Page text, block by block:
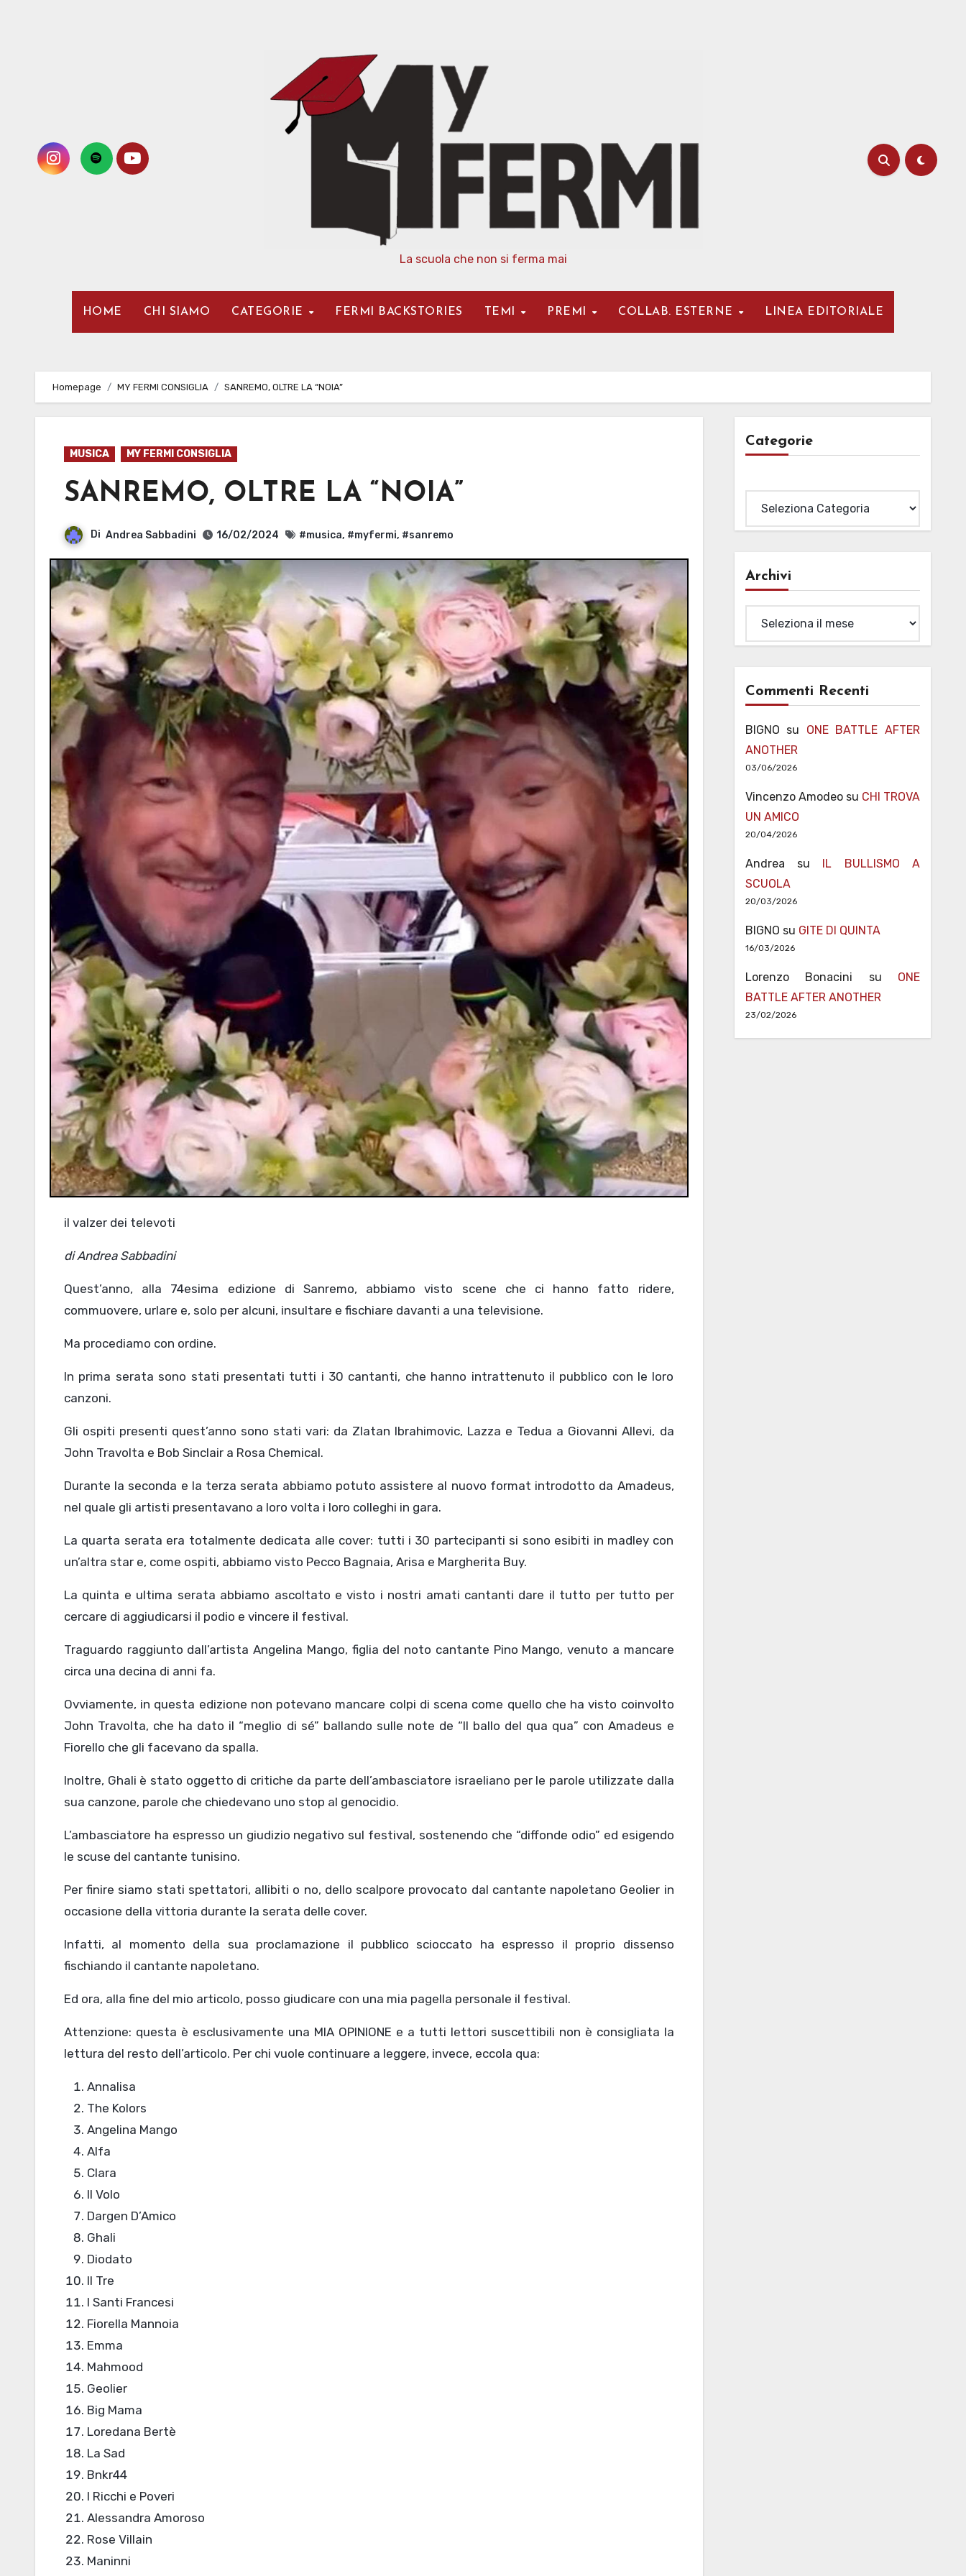
La scuola che non si ferma mai
HOME CHI SIAMO CATEGORIE FERMI BACKSTORIES TEMI PREMI COLLAB. ESTERNE LINEA EDITORIALE
Homepage MY FERMI CONSIGLIA SANREMO, OLTRE LA “NOIA”
MUSICA MY FERMI CONSIGLIA
SANREMO, OLTRE LA “NOIA”
Di Andrea Sabbadini 16/02/2024 #musica, #myfermi, #sanremo
il valzer dei televoti
di Andrea Sabbadini
Quest’anno, alla 74esima edizione di Sanremo, abbiamo visto scene che ci hanno fatto ridere,
commuovere, urlare e, solo per alcuni, insultare e fischiare davanti a una televisione.
Ma procediamo con ordine.
In prima serata sono stati presentati tutti i 30 cantanti, che hanno intrattenuto il pubblico con le loro
canzoni.
Gli ospiti presenti quest’anno sono stati vari: da Zlatan Ibrahimovic, Lazza e Tedua a Giovanni Allevi, da
John Travolta e Bob Sinclair a Rosa Chemical.
Durante la seconda e la terza serata abbiamo potuto assistere al nuovo format introdotto da Amadeus,
nel quale gli artisti presentavano a loro volta i loro colleghi in gara.
La quarta serata era totalmente dedicata alle cover: tutti i 30 partecipanti si sono esibiti in madley con
un’altra star e, come ospiti, abbiamo visto Pecco Bagnaia, Arisa e Margherita Buy.
La quinta e ultima serata abbiamo ascoltato e visto i nostri amati cantanti dare il tutto per tutto per
cercare di aggiudicarsi il podio e vincere il festival.
Traguardo raggiunto dall’artista Angelina Mango, figlia del noto cantante Pino Mango, venuto a mancare
circa una decina di anni fa.
Ovviamente, in questa edizione non potevano mancare colpi di scena come quello che ha visto coinvolto
John Travolta, che ha dato il “meglio di sé” ballando sulle note de “Il ballo del qua qua” con Amadeus e
Fiorello che gli facevano da spalla.
Inoltre, Ghali è stato oggetto di critiche da parte dell’ambasciatore israeliano per le parole utilizzate dalla
sua canzone, parole che chiedevano uno stop al genocidio.
L’ambasciatore ha espresso un giudizio negativo sul festival, sostenendo che “diffonde odio” ed esigendo
le scuse del cantante tunisino.
Per finire siamo stati spettatori, allibiti o no, dello scalpore provocato dal cantante napoletano Geolier in
occasione della vittoria durante la serata delle cover.
Infatti, al momento della sua proclamazione il pubblico scioccato ha espresso il proprio dissenso
fischiando il cantante napoletano.
Ed ora, alla fine del mio articolo, posso giudicare con una mia pagella personale il festival.
Attenzione: questa è esclusivamente una MIA OPINIONE e a tutti lettori suscettibili non è consigliata la
lettura del resto dell’articolo. Per chi vuole continuare a leggere, invece, eccola qua:
Annalisa
The Kolors
Angelina Mango
Alfa
Clara
Il Volo
Dargen D’Amico
Ghali
Diodato
Il Tre
I Santi Francesi
Fiorella Mannoia
Emma
Mahmood
Geolier
Big Mama
Loredana Bertè
La Sad
Bnkr44
I Ricchi e Poveri
Alessandra Amoroso
Rose Villain
Maninni
Categorie
Archivi
Commenti Recenti
BIGNO su ONE BATTLE AFTER
ANOTHER
03/06/2026
Vincenzo Amodeosu CHI TROVA
UN AMICO
20/04/2026
Andrea su
IL BULLISMO A
SCUOLA
20/03/2026
BIGNO su GITE DI QUINTA
16/03/2026
Lorenzo Bonacini su ONE
BATTLE AFTER ANOTHER
23/02/2026